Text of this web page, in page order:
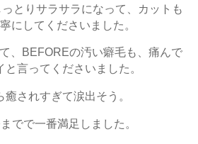
とりサラサラになって、カットも
にしてくださいました。
、BEFOREの汚い癖毛も、痛んで
と言ってくださいました。
癒されすぎて涙出そう。
でで一番満足しました。